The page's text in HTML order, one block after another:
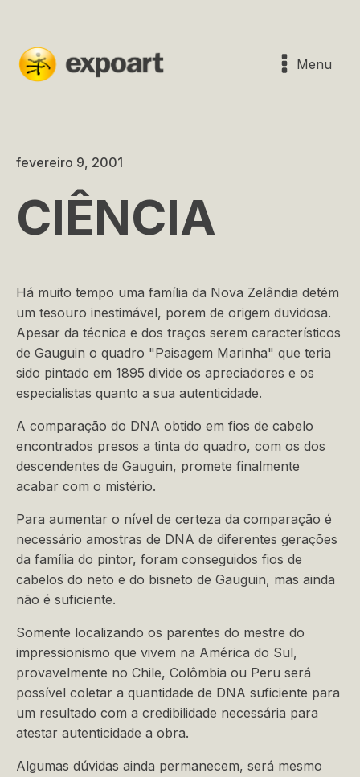
Menu
fevereiro 9, 2001
CIÊNCIA
Há muito tempo uma família da Nova Zelândia detém
um tesouro inestimável, porem de origem duvidosa.
Apesar da técnica e dos traços serem característicos
de Gauguin o quadro "Paisagem Marinha" que teria
sido pintado em 1895 divide os apreciadores e os
especialistas quanto a sua autenticidade.
A comparação do DNA obtido em fios de cabelo
encontrados presos a tinta do quadro, com os dos
descendentes de Gauguin, promete finalmente
acabar com o mistério.
Para aumentar o nível de certeza da comparação é
necessário amostras de DNA de diferentes gerações
da família do pintor, foram conseguidos fios de
cabelos do neto e do bisneto de Gauguin, mas ainda
não é suficiente.
Somente localizando os parentes do mestre do
impressionismo que vivem na América do Sul,
provavelmente no Chile, Colômbia ou Peru será
possível coletar a quantidade de DNA suficiente para
um resultado com a credibilidade necessária para
atestar autenticidade a obra.
Algumas dúvidas ainda permanecem, será mesmo